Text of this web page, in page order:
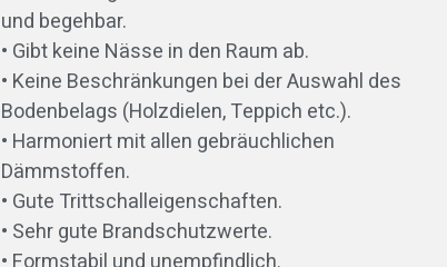
und begehbar.
• Gibt keine Nässe in den Raum ab.
• Keine Beschränkungen bei der Auswahl des
Bodenbelags (Holzdielen, Teppich etc.).
• Harmoniert mit allen gebräuchlichen
Dämmstoffen.
• Gute Trittschalleigenschaften.
• Sehr gute Brandschutzwerte.